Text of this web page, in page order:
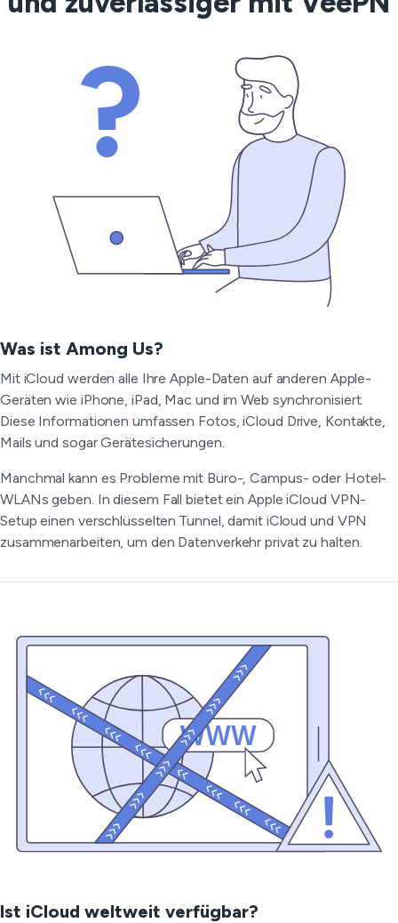
Was ist Among Us?
Mit iCloud werden alle Ihre Apple-Daten auf anderen Apple-
Geräten wie iPhone, iPad, Mac und im Web synchronisiert.
Diese Informationen umfassen Fotos, iCloud Drive, Kontakte,
Mails und sogar Gerätesicherungen.
Manchmal kann es Probleme mit Büro-, Campus- oder Hotel-
WLANs geben. In diesem Fall bietet ein Apple iCloud VPN-
Setup einen verschlüsselten Tunnel, damit iCloud und VPN
zusammenarbeiten, um den Datenverkehr privat zu halten.
Ist iCloud weltweit verfügbar?